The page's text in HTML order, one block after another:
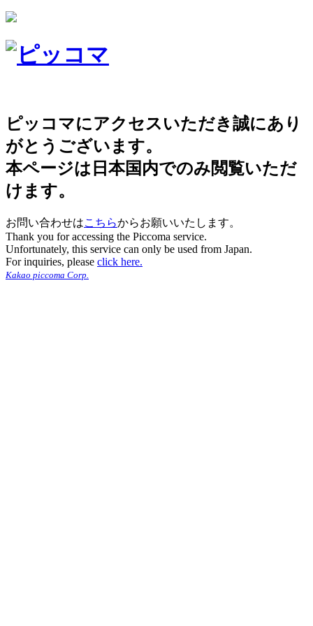
ピッコマにアクセスいただき誠にあり
がとうございます。
本ページは日本国内でのみ閲覧いただ
けます。
お問い合わせはこちらからお願いいたします。
Thank you for accessing the Piccoma service.
Unfortunately, this service can only be used from Japan.
For inquiries, please click here.
Kakao piccoma Corp.